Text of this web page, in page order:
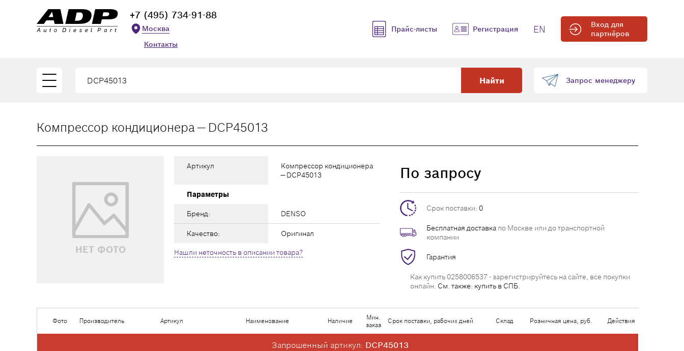
+7 (495) 734-91-88
Москва
Контакты
Прайс-листы Регистрация EN
Вход для
партнёров
Найти Запрос менеджеру
Компрессор кондиционера — DCP45013
НЕТ ФОТО
Артикул
Компрессор кондиционера
— DCP45013
Параметры
Бренд: DENSO
Качество: Оригинал
Нашли неточность в описании товара?
По запросу
Срок поставки: 0
Бесплатная доставка по Москве или до транспортной
компании
Гарантия
Как купить 0258006537 - зарегистрируйтесь на сайте, все покупки
онлайн. См. также: купить в СПБ.
Фото Производитель Артикул Наименование Наличие
Мин.
заказ
Срок поставки, рабочих дней Склад Розничная цена, руб. Действия
Запрошенный артикул: DCP45013